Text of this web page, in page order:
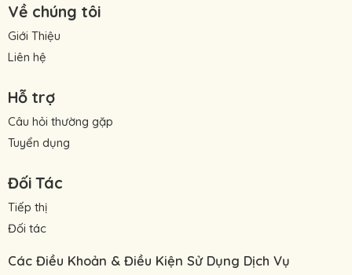
Về chúng tôi
Giới Thiệu
Liên hệ
Hỗ trợ
Câu hỏi thường gặp
Tuyển dụng
Đối Tác
Tiếp thị
Đối tác
Các Điều Khoản & Điều Kiện Sử Dụng Dịch Vụ